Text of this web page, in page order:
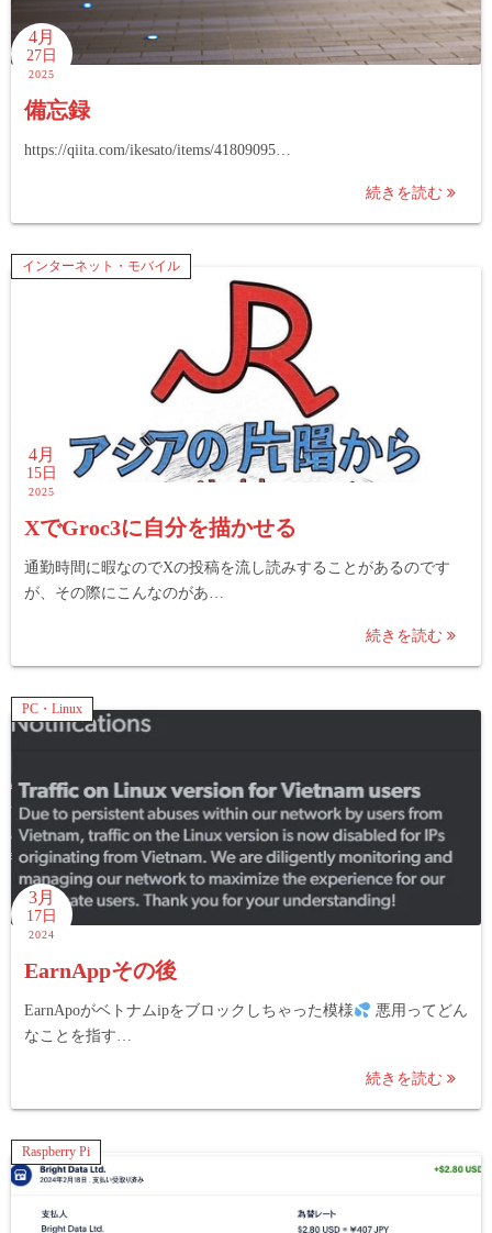
4月
27日
2025
備忘録
https://qiita.com/ikesato/items/41809095…
続きを読む
インターネット・モバイル
4月
15日
2025
XでGroc3に自分を描かせる
通勤時間に暇なのでXの投稿を流し読みすることがあるのです
が、その際にこんなのがあ…
続きを読む
PC・Linux
3月
17日
2024
EarnAppその後
EarnApoがベトナムipをブロックしちゃった模様
悪用ってどん
なことを指す…
続きを読む
Raspberry Pi